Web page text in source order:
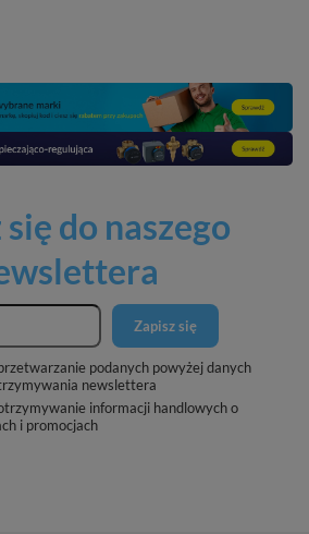
do naszego
Zapisz się
podanych powyżej danych
newslettera
informacji handlowych o
i promocjach